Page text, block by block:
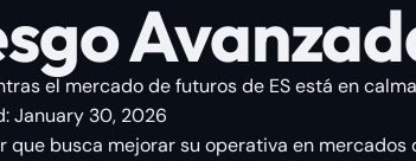
el mercado de futuros de ES está en
January 30, 2026
busca mejorar su operativa en